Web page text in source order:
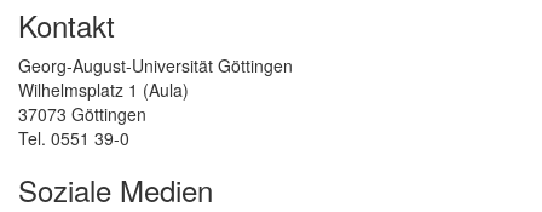
Kontakt
Georg-August-Universität Göttingen
Wilhelmsplatz 1 (Aula)
37073 Göttingen
Tel. 0551 39-0
Soziale Medien